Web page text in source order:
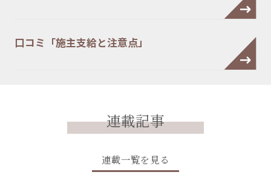
口コミ「施主支給と注意点」
連載記事
連載一覧を見る